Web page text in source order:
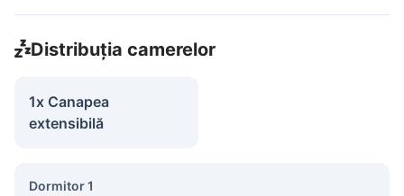
Distribuția camerelor
1x Canapea
extensibilă
Dormitor 1